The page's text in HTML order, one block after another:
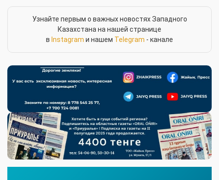
Узнайте первым о важных новостях Западного
Казахстана на нашей странице
в Instagram и нашем Telegram - канале